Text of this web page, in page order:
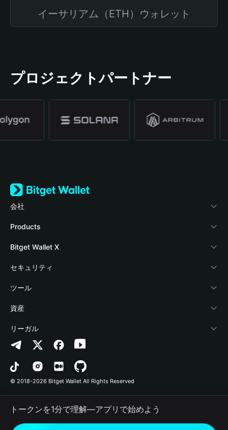
イーサリアム（ETH）ウォレット
プロジェクトパートナー
会社
Bitget Walletについて
ブログ
アカデミー
暗号資産ニュース
Help Center
お問い合わせ
ブランドリソース
キャリア
Products
Crypto Card
Stablecoin Earn
Payfi Crypto
Crypto Swap API
Altcoin Season Index
Prediction Markets
DApp
RWA
Bitget Wallet X
デベロッパー
ウォレットを接続
Bitget Wallet Pay
プロジェクトを掲載
セキュリティ
保護基金
セキュリティ技術
ツール
暗号資産を購入
認証検出
コントラクト検出
一括送金
資産
Arbitrum
Avalanche
Bitcoin
Polygon
リーガル
プライバシーポリシー
利用規約
© 2018-2026 Bitget Wallet All Rights Reserved
トークンを1分で理解―アプリで始めよう